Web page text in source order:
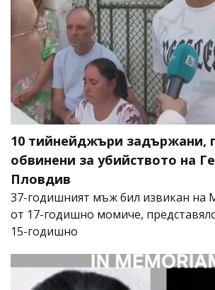
10 тийнейджъри задържани,
обвинени за убийството на
Пловдив
37-годишният мъж бил извикан на
от 17-годишно момиче,
15-годишно